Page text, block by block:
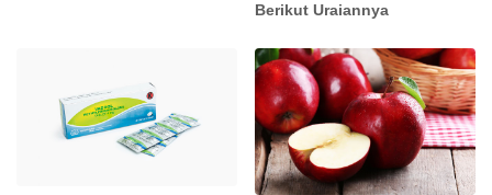
Berikut Uraiannya